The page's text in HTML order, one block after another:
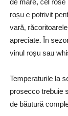
de mare, cel rose
roșu e potrivit
vară,
apreciate. În
vinul roșu sau
Temperaturile la
prosecco trebuie
de băutură